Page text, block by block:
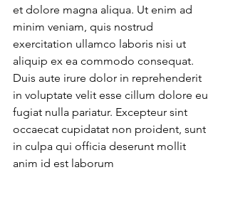
et dolore magna aliqua. Ut enim ad
minim veniam, quis nostrud
exercitation ullamco laboris nisi ut
aliquip ex ea commodo consequat.
Duis aute irure dolor in reprehenderit
in voluptate velit esse cillum dolore eu
fugiat nulla pariatur. Excepteur sint
occaecat cupidatat non proident, sunt
in culpa qui officia deserunt mollit
anim id est laborum